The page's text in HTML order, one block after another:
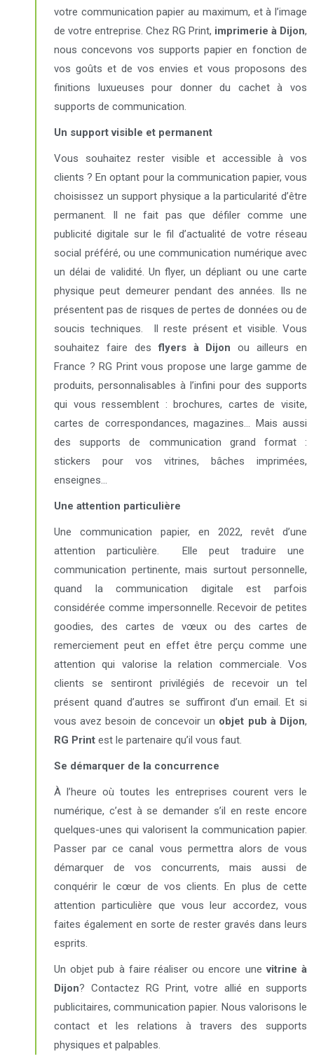
votre communication papier au maximum, et à l’image
de votre entreprise. Chez RG Print, imprimerie à Dijon,
nous concevons vos supports papier en fonction de
vos goûts et de vos envies et vous proposons des
finitions luxueuses pour donner du cachet à vos
supports de communication.
Un support visible et permanent
Vous souhaitez rester visible et accessible à vos
clients ? En optant pour la communication papier, vous
choisissez un support physique a la particularité d’être
permanent. Il ne fait pas que défiler comme une
publicité digitale sur le fil d’actualité de votre réseau
social préféré, ou une communication numérique avec
un délai de validité. Un flyer, un dépliant ou une carte
physique peut demeurer pendant des années. Ils ne
présentent pas de risques de pertes de données ou de
soucis techniques.
Il reste présent et visible. Vous
souhaitez faire desflyers à Dijon ou ailleurs en
France ? RG Print vous propose une large gamme de
produits, personnalisables à l’infini pour des supports
qui vous ressemblent : brochures, cartes de visite,
cartes de correspondances, magazines… Mais aussi
des supports de communication grand format :
stickers pour vos vitrines, bâches imprimées,
enseignes…
Une attention particulière
Une communication papier, en 2022, revêt d’une
attention particulière.
Elle peut traduire une
communication pertinente, mais surtout personnelle,
quand la communication digitale est parfois
considérée comme impersonnelle. Recevoir de petites
goodies, des cartes de vœux ou des cartes de
remerciement peut en effet être perçu comme une
attention qui valorise la relation commerciale. Vos
clients se sentiront privilégiés de recevoir un tel
présent quand d’autres se suffiront d’un email. Et si
vous avez besoin de concevoir un objet pub à Dijon,
RG Print est le partenaire qu’il vous faut.
Se démarquer de la concurrence
À l’heure où toutes les entreprises courent vers le
numérique, c’est à se demander s’il en reste encore
quelques-unes qui valorisent la communication papier.
Passer par ce canal vous permettra alors de vous
démarquer de vos concurrents, mais aussi de
conquérir le cœur de vos clients. En plus de cette
attention particulière que vous leur accordez, vous
faites également en sorte de rester gravés dans leurs
esprits.
Un objet pub à faire réaliser ou encore unevitrine à
Dijon? Contactez RG Print, votre allié en supports
publicitaires, communication papier. Nous valorisons le
contact et les relations à travers des supports
physiques et palpables.